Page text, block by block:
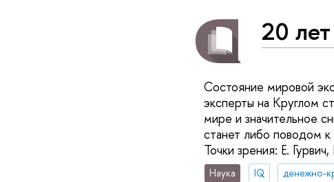
20
Состояние мировой
эксперты на Круглом
мире и значительное
станет либо поводом
Точки зрения: Е.
Наука IQ денежно-